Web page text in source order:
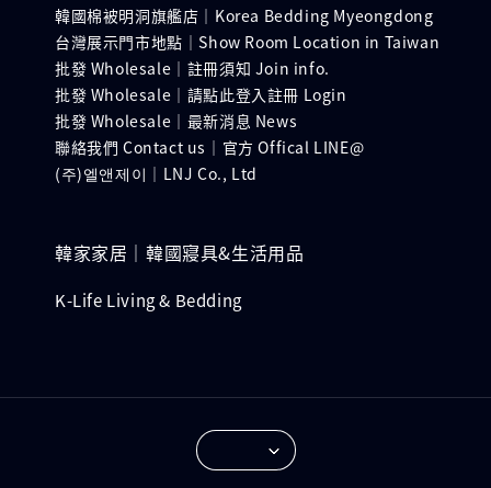
韓國棉被明洞旗艦店｜Korea Bedding Myeongdong
台灣展示門市地點｜Show Room Location in Taiwan
批發 Wholesale｜註冊須知 Join info.
批發 Wholesale｜請點此登入註冊 Login
批發 Wholesale｜最新消息 News
聯絡我們 Contact us｜官方 Offical LINE@
(주)엘앤제이｜LNJ Co., Ltd
韓家家居｜韓國寢具&生活用品
K-Life Living & Bedding